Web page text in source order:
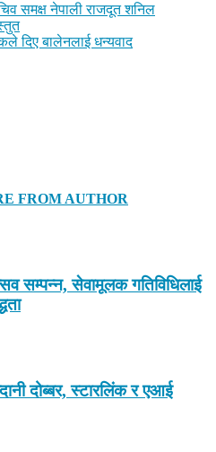
समक्ष नेपाली राजदूत शनिल
दिए बालेनलाई धन्यवाद
FROM AUTHOR
सम्पन्न, सेवामूलक गतिविधिलाई
दोब्बर, स्टारलिंक र एआई